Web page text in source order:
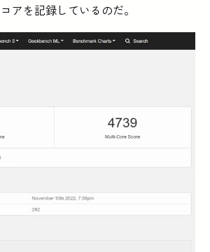
アを記録しているのだ。